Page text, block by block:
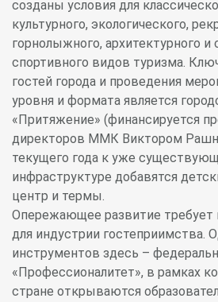
созданы условия для
культурного, экологического,
горнолыжного, архитектурного и
спортивного видов туризма.
гостей города и проведения
уровня и формата является
«Притяжение» (финансируется
директоров ММК Виктором
текущего года к уже
инфраструктуре добавятся
центр и термы.
Опережающее развитие требует
для индустрии гостеприимства.
инструментов здесь –
«Профессионалитет», в рамках
стране открываются